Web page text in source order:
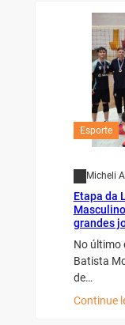
Esporte
Micheli
Etapa da
grandes
No último
Batista
de…
Continue